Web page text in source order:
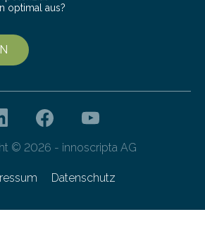
optimal aus?
© 2026 - innoscripta AG
Datenschutz